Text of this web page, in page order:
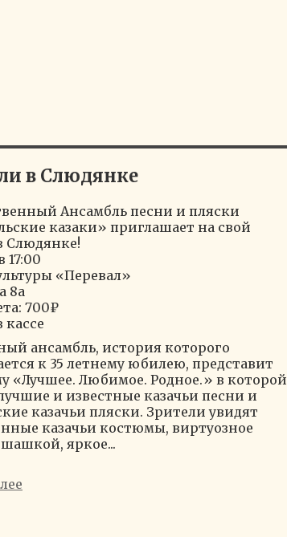
в Слюдянке
Ансамбль песни и пляски
казаки» приглашает на свой
Слюдянке!
17:00
«Перевал»
8а
700₽
кассе
ансамбль, история которого
к 35 летнему юбилею, представит
«Лучшее. Любимое. Родное.» в которой
и известные казачьи песни и
казачьи пляски. Зрители увидят
казачьи костюмы, виртуозное
яркое...